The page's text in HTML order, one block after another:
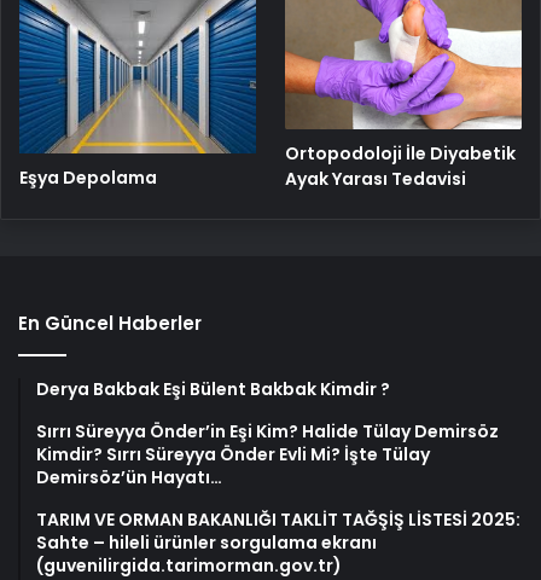
Eşya Depolama
Ortopodoloji İle Diyabetik
Ayak Yarası Tedavisi
En Güncel Haberler
Derya Bakbak Eşi Bülent Bakbak Kimdir ?
Sırrı Süreyya Önder’in Eşi Kim? Halide Tülay Demirsöz
Kimdir? Sırrı Süreyya Önder Evli Mi? İşte Tülay
Demirsöz’ün Hayatı…
TARIM VE ORMAN BAKANLIĞI TAKLİT TAĞŞİŞ LİSTESİ 2025:
Sahte – hileli ürünler sorgulama ekranı
(guvenilirgida.tarimorman.gov.tr)